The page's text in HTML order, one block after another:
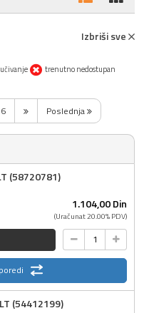
Izbriši sve
trenutno nedostupan
6 Poslednja
(58720781)
1.104,00Din
(Uračunat 20.00% PDV)
(54412199)